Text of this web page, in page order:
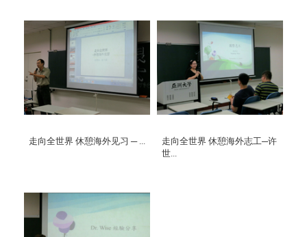
走向全世界 休憩海外见习 ─ ...
走向全世界 休憩海外志工─许
世...